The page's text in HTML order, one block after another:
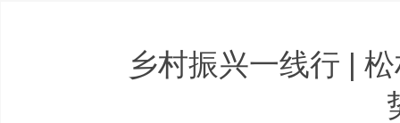
乡村振兴一线行 |